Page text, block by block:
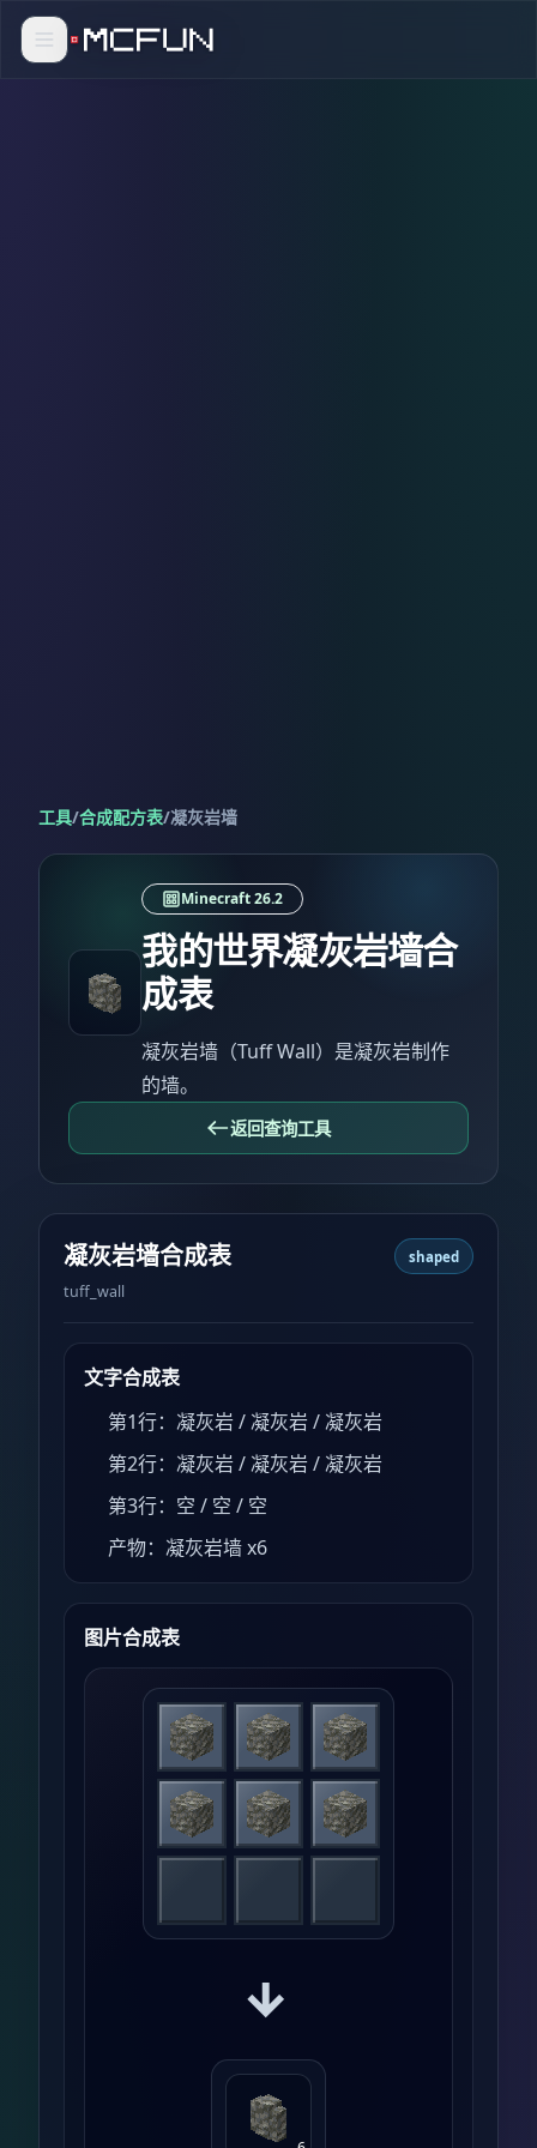
工具/合成配方表/凝灰岩墙
Minecraft 26.2
我的世界凝灰岩墙合
成表
凝灰岩墙（Tuff Wall）是凝灰岩制作
的墙。
返回查询工具
凝灰岩墙合成表
tuff_wall
shaped
文字合成表
第1行：凝灰岩 / 凝灰岩 / 凝灰岩
第2行：凝灰岩 / 凝灰岩 / 凝灰岩
第3行：空 / 空 / 空
产物：凝灰岩墙 x6
图片合成表
→